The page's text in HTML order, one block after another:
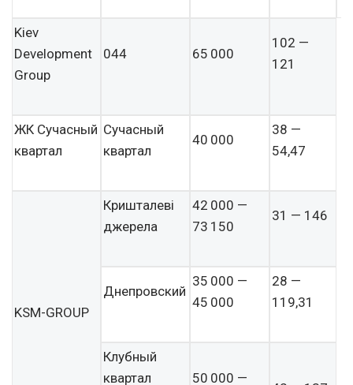
Kiev
Development
Group
044 65 000
102 —
121
ЖК Сучасный
квартал
Сучасный
квартал
40 000
38 —
54,47
KSM-GROUP
Кришталеві
джерела
42 000 —
73 150
31 — 146
Днепровский
35 000 —
45 000
28 —
119,31
Клубный
квартал
50 000 —